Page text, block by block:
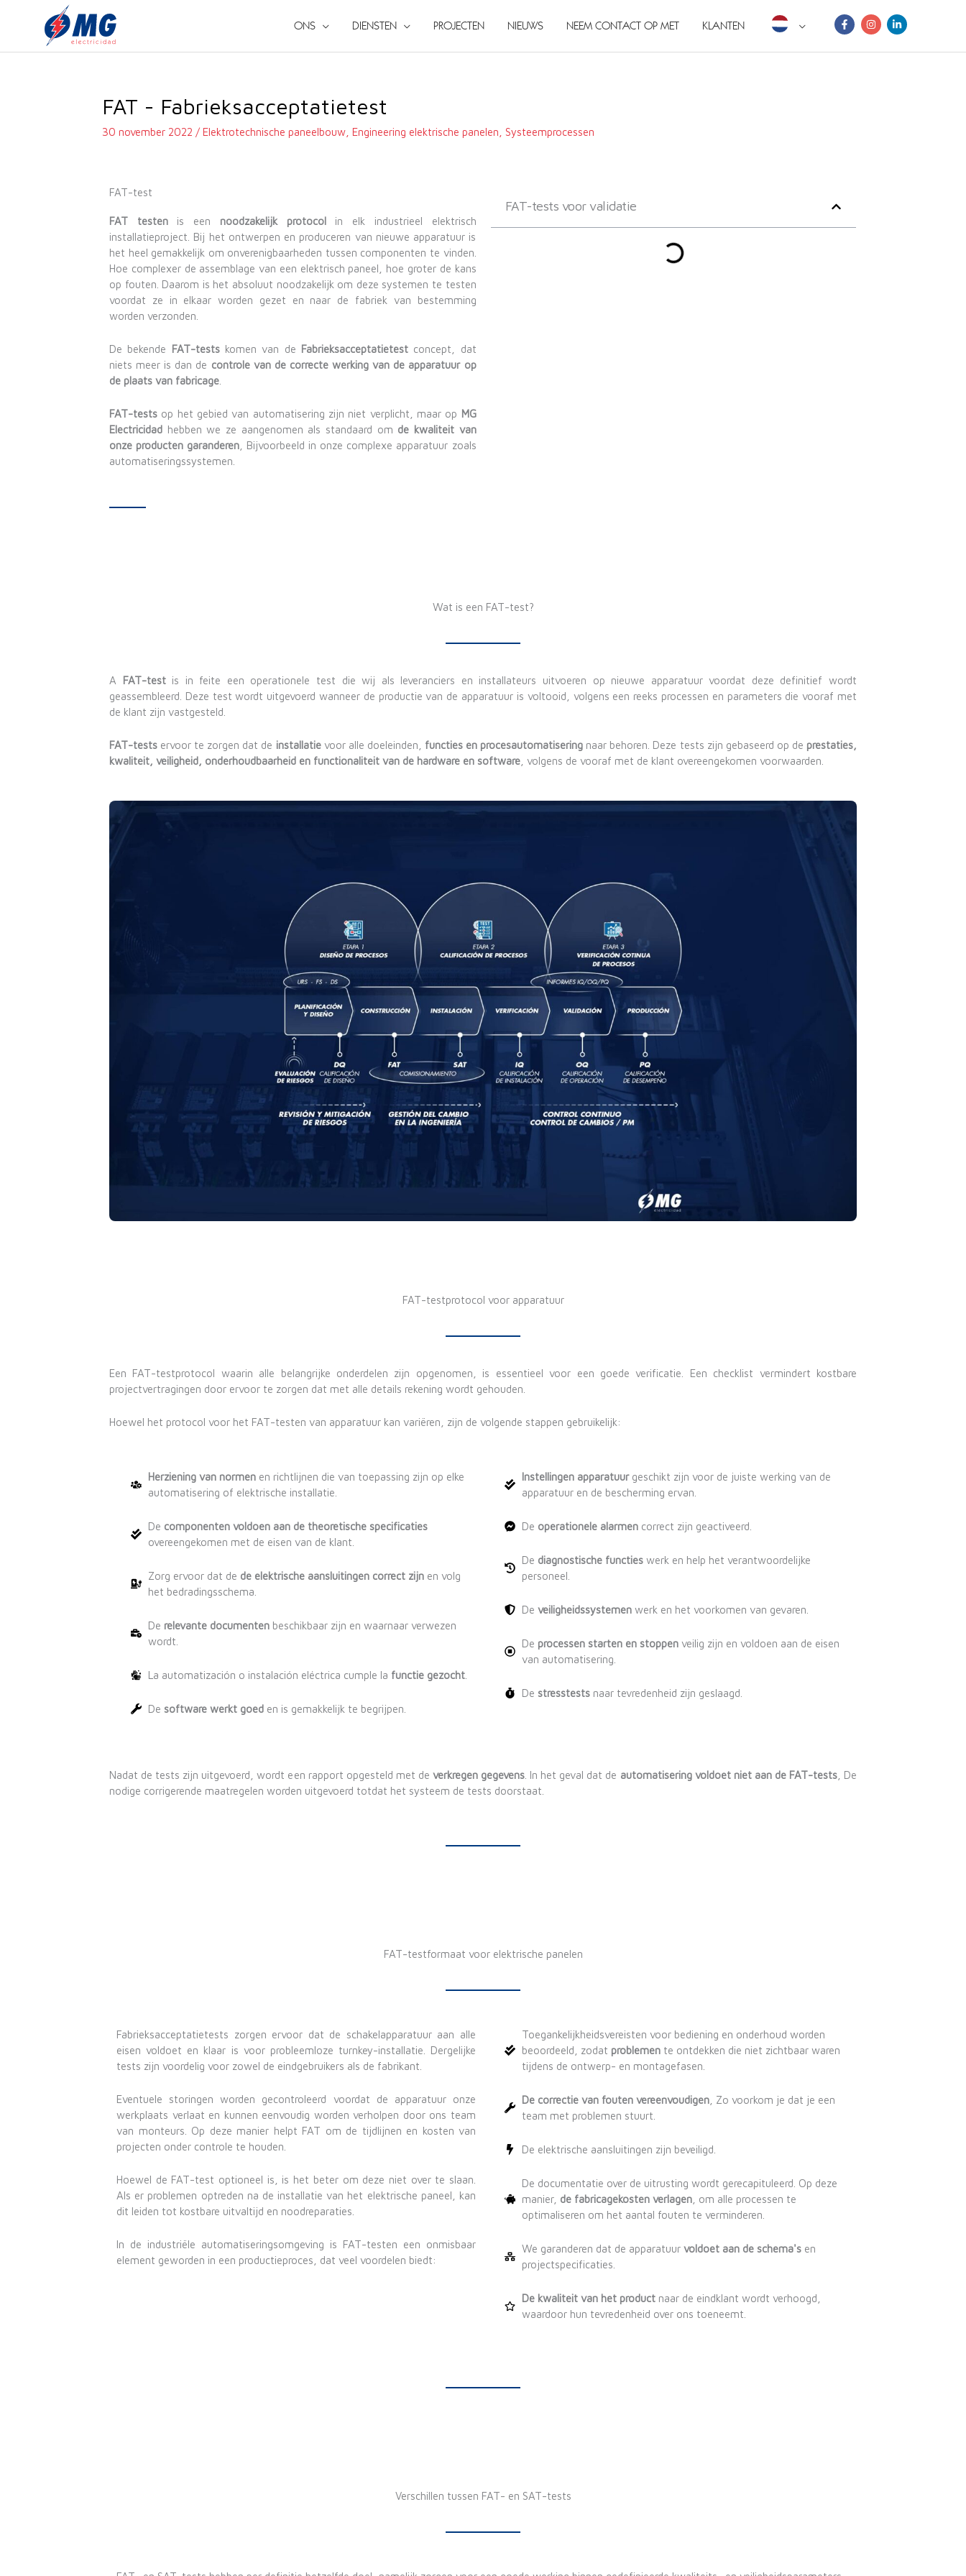
ONS DIENSTEN PROJECTEN NIEUWS NEEM CONTACT OP MET KLANTEN
FAT - Fabrieksacceptatietest
30 november 2022 / Elektrotechnische paneelbouw Engineering elektrische panelen Systeemprocessen
FAT-test
FAT testenis een noodzakelijk protocolin elk industrieel elektrisch
installatieproject. Bij het ontwerpen en produceren van nieuwe apparatuur is
het heel gemakkelijk om onverenigbaarheden tussen componenten te vinden.
Hoe complexer de assemblage van een elektrisch paneel, hoe groter de kans
op fouten. Daarom is het absoluut noodzakelijk om deze systemen te testen
voordat ze in elkaar worden gezet en naar de fabriek van bestemming
worden verzonden.
De bekende FAT-testskomen van de Fabrieksacceptatietestconcept, dat
niets meer is dan de controle van de correcte werking van de apparatuur op
de plaats van fabricage
FAT-tests op het gebied van automatisering zijn niet verplicht, maar op MG
Electricidad hebben we ze aangenomen als standaard om de kwaliteit van
onze producten garanderen , Bijvoorbeeld in onze complexe apparatuur zoals
automatiseringssystemen.
FAT-tests voor validatie
Wat is een FAT-test?
A FAT-testis in feite een operationele test die wij als leveranciers en installateurs uitvoeren op nieuwe apparatuur voordat deze definitief wordt
geassembleerd. Deze test wordt uitgevoerd wanneer de productie van de apparatuur is voltooid, volgens een reeks processen en parameters die vooraf met
de klant zijn vastgesteld.
FAT-tests ervoor te zorgen dat de installatievoor alle doeleinden, functies en procesautomatisering naar behoren. Deze tests zijn gebaseerd op de prestaties,
kwaliteit, veiligheid, onderhoudbaarheid en functionaliteit van de hardware en software , volgens de vooraf met de klant overeengekomen voorwaarden.
FAT-testprotocol voor apparatuur
Een FAT-testprotocol waarin alle belangrijke onderdelen zijn opgenomen, is essentieel voor een goede verificatie. Een checklist vermindert kostbare
projectvertragingen door ervoor te zorgen dat met alle details rekening wordt gehouden.
Hoewel het protocol voor het FAT-testen van apparatuur kan variëren, zijn de volgende stappen gebruikelijk:
Herziening van normenen richtlijnen die van toepassing zijn op elke
automatisering of elektrische installatie.
De componenten voldoen aan de theoretische specificaties
overeengekomen met de eisen van de klant.
Zorg ervoor dat de de elektrische aansluitingen correct zijnen volg
het bedradingsschema.
De relevante documentenbeschikbaar zijn en waarnaar verwezen
wordt.
La automatización o instalación eléctrica cumple la functie gezocht.
De software werkt goeden is gemakkelijk te begrijpen.
Instellingen apparatuurgeschikt zijn voor de juiste werking van de
apparatuur en de bescherming ervan.
De operationele alarmencorrect zijn geactiveerd.
De diagnostische functieswerk en help het verantwoordelijke
personeel.
De veiligheidssystemenwerk en het voorkomen van gevaren.
De processen starten en stoppenveilig zijn en voldoen aan de eisen
van automatisering.
De stresstestsnaar tevredenheid zijn geslaagd.
Nadat de tests zijn uitgevoerd, wordt een rapport opgesteld met de verkregen gegevens . In het geval dat de automatisering voldoet niet aan de FAT-tests, De
nodige corrigerende maatregelen worden uitgevoerd totdat het systeem de tests doorstaat.
FAT-testformaat voor elektrische panelen
Fabrieksacceptatietests zorgen ervoor dat de schakelapparatuur aan alle
eisen voldoet en klaar is voor probleemloze turnkey-installatie. Dergelijke
tests zijn voordelig voor zowel de eindgebruikers als de fabrikant.
Eventuele storingen worden gecontroleerd voordat de apparatuur onze
werkplaats verlaat en kunnen eenvoudig worden verholpen door ons team
van monteurs. Op deze manier helpt FAT om de tijdlijnen en kosten van
projecten onder controle te houden.
Hoewel de FAT-test optioneel is, is het beter om deze niet over te slaan.
Als er problemen optreden na de installatie van het elektrische paneel, kan
dit leiden tot kostbare uitvaltijd en noodreparaties.
In de industriële automatiseringsomgeving is FAT-testen een onmisbaar
element geworden in een productieproces, dat veel voordelen biedt:
Toegankelijkheidsvereisten voor bediening en onderhoud worden
beoordeeld, zodat problemente ontdekken die niet zichtbaar waren
tijdens de ontwerp- en montagefasen.
De correctie van fouten vereenvoudigen, Zo voorkom je dat je een
team met problemen stuurt.
De elektrische aansluitingen zijn beveiligd.
De documentatie over de uitrusting wordt gerecapituleerd. Op deze
manier, de fabricagekosten verlagen, om alle processen te
optimaliseren om het aantal fouten te verminderen.
We garanderen dat de apparatuur voldoet aan de schema's en
projectspecificaties.
De kwaliteit van het productnaar de eindklant wordt verhoogd,
waardoor hun tevredenheid over ons toeneemt.
Verschillen tussen FAT- en SAT-tests